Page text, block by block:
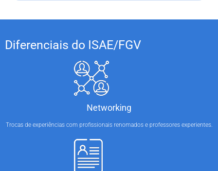
Diferenciais do ISAE/FGV
Networking
Trocas de experiências com profissionais renomados e professores experientes.